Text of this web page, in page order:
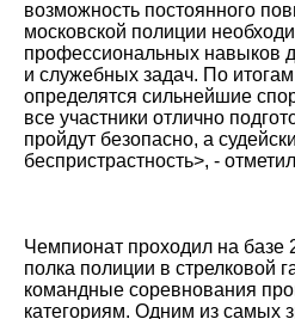
возможность постоянного
московской полиции
профессиональных навыков
и служебных задач. По
определятся сильнейшие
все участники отлично
пройдут безопасно, а
беспристрастность>, -
Чемпионат проходил на базе
полка полиции в стрелковой
командные соревнования
категориям. Одним из самых